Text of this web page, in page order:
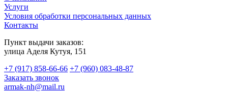
Услуги
Условия обработки персональных данных
Контакты
Пункт выдачи заказов:
​улица Аделя Кутуя, 151
+7 (917) 858-66-66 +7 (960) 083-48-87
Заказать звонок
armak-nh@mail.ru